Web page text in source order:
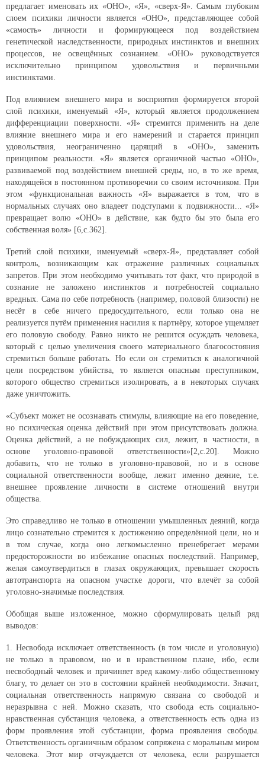
предлагает именовать их «ОНО», «Я», «сверх-Я». Самым глубоким
слоем психики личности является «ОНО», представляющее собой
«самость» личности и формирующееся под воздействием
генетической наследственности, природных инстинктов и внешних
процессов, не освещённых сознанием. «ОНО» руководствуется
исключительно принципом удовольствия и первичными
инстинктами.
Под влиянием внешнего мира и восприятия формируется второй
слой психики, именуемый «Я», который является продолжением
дифференциации поверхности. «Я» стремится применить на деле
влияние внешнего мира и его намерений и старается принцип
удовольствия, неограниченно царящий в «ОНО», заменить
принципом реальности. «Я» является органичной частью «ОНО»,
развиваемой под воздействием внешней среды, но, в то же время,
находящейся в постоянном противоречии со своим источником. При
этом «функциональная важность «Я» выражается в том, что в
нормальных случаях оно владеет подступами к подвижности... «Я»
превращает волю «ОНО» в действие, как будто бы это была его
собственная воля» [6,с.362].
Третий слой психики, именуемый «сверх-Я», представляет собой
контроль, возникающим как отражение различных социальных
запретов. При этом необходимо учитывать тот факт, что природой в
сознание не заложено инстинктов и потребностей социально
вредных. Сама по себе потребность (например, половой близости) не
несёт в себе ничего предосудительного, если только она не
реализуется путём применения насилия к партнёру, которое ущемляет
его половую свободу. Равно никто не решится осуждать человека,
который с целью увеличения своего материального благосостояния
стремиться больше работать. Но если он стремиться к аналогичной
цели посредством убийства, то является опасным преступником,
которого общество стремиться изолировать, а в некоторых случаях
даже уничтожить.
«Субъект может не осознавать стимулы, влияющие на его поведение,
но психическая оценка действий при этом присутствовать должна.
Оценка действий, а не побуждающих сил, лежит, в частности, в
основе уголовно-правовой ответственности»[2,с.20]. Можно
добавить, что не только в уголовно-правовой, но и в основе
социальной ответственности вообще, лежит именно деяние, т.е.
внешнее проявление личности в системе отношений внутри
общества.
Это справедливо не только в отношении умышленных деяний, когда
лицо сознательно стремится к достижению определённой цели, но и
в том случае, когда оно легкомысленно пренебрегает мерами
предосторожности во избежание опасных последствий. Например,
желая самоутвердиться в глазах окружающих, превышает скорость
автотранспорта на опасном участке дороги, что влечёт за собой
уголовно-значимые последствия.
Обобщая выше изложенное, можно сформулировать целый ряд
выводов:
Несвобода исключает ответственность (в том числе и уголовную)
не только в правовом, но и в нравственном плане, ибо, если
несвободный человек и причиняет вред какому-либо общественному
благу, то делает он это в состоянии крайней необходимости. Значит,
социальная ответственность напрямую связана со свободой и
неразрывна с ней. Можно сказать, что свобода есть социально-
нравственная субстанция человека, а ответственность есть одна из
форм проявления этой субстанции, форма проявления свободы.
Ответственность органичным образом сопряжена с моральным миром
человека. Этот мир отчуждается от человека, если разрушается